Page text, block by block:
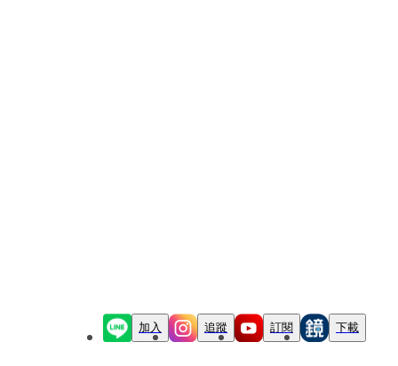
加入 追蹤 訂閱 下載